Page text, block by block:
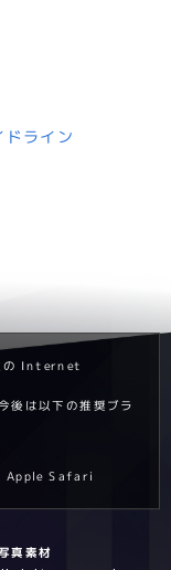
ライン
の Internet
後は以下の推奨ブラ
Apple Safari
真素材